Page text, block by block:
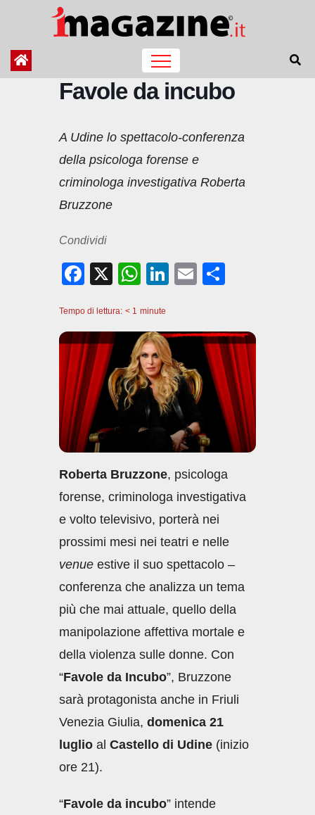
contenuto
Favole da incubo
A Udine lo spettacolo-conferenza
della psicologa forense e
criminologa investigativa Roberta
Bruzzone
Condividi
F
c
e
b
o
o
k
X
W
at
s
A
p
p
Li
e
dI
n
E
di
vi
di
Tempo di lettura: < 1 minute
Roberta Bruzzone, psicologa
forense, criminologa investigativa
e volto televisivo, porterà nei
prossimi mesi nei teatri e nelle
venue estive il suo spettacolo –
conferenza che analizza un tema
più che mai attuale, quello della
manipolazione affettiva mortale e
della violenza sulle donne. Con
“Favole da Incubo”, Bruzzone
sarà protagonista anche in Friuli
Venezia Giulia, domenica 21
luglio al Castello di Udine (inizio
ore 21).
“Favole da incubo” intende